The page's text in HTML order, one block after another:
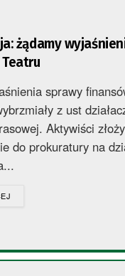
żądamy
sprawy
z ust
Aktywiści
do prokuratury na